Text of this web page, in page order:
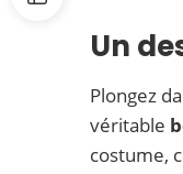
Un
Plongez
véritable
costume,